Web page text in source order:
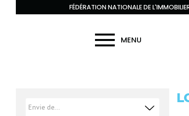
FÉDÉRATION NATIONALE DE
MENU